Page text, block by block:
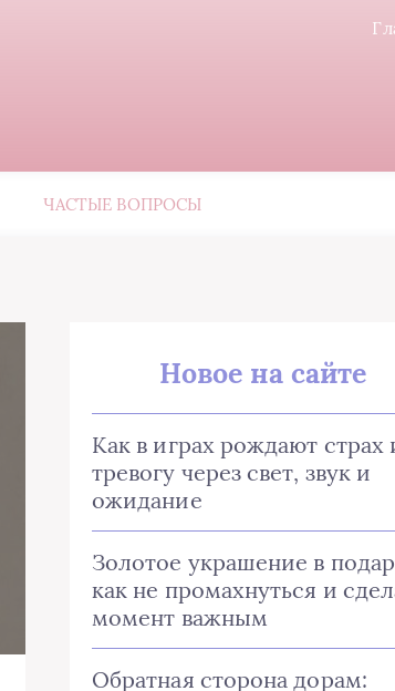
ЧАСТЫЕ ВОПРОСЫ
Новое на сайте
Как в играх рождают страх
тревогу через свет, звук и
ожидание
Золотое украшение в
как не промахнуться и
момент важным
Обратная сторона дорам: